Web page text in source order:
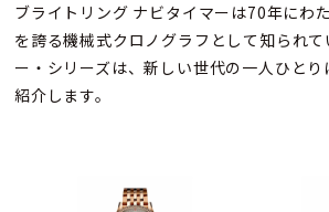
ブライトリング ナビタイマーは70年にわ
を誇る機械式クロノグラフとして知られ
ー・シリーズは、新しい世代の一人ひと
紹介します。